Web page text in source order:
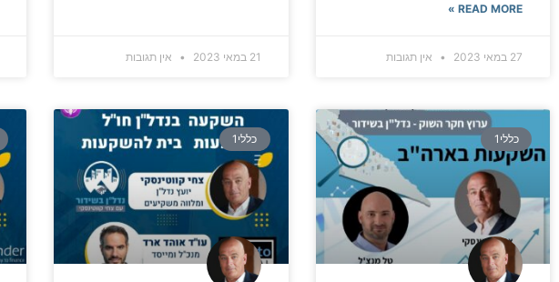
READ MORE »
27 במאי 2023 אין תגובות 21 במאי 2023 אין תגובות
כללי1 כללי1